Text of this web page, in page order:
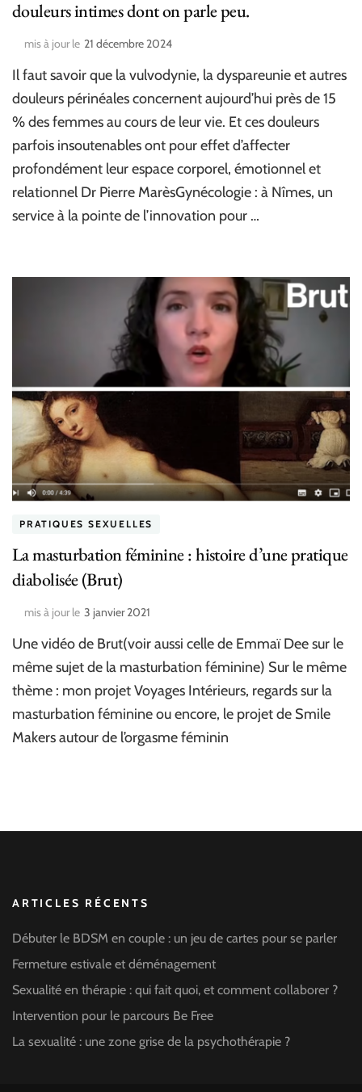
douleurs intimes dont on parle peu.
mis à jour le 21 décembre 2024
Il faut savoir que la vulvodynie, la dyspareunie et autres
douleurs périnéales concernent aujourd’hui près de 15
% des femmes au cours de leur vie. Et ces douleurs
parfois insoutenables ont pour effet d’affecter
profondément leur espace corporel, émotionnel et
relationnel Dr Pierre MarèsGynécologie : à Nîmes, un
service à la pointe de l’innovation pour …
PRATIQUES SEXUELLES
La masturbation féminine : histoire d’une pratique
diabolisée (Brut)
mis à jour le 3 janvier 2021
Une vidéo de Brut(voir aussi celle de Emmaï Dee sur le
même sujet de la masturbation féminine) Sur le même
thème : mon projet Voyages Intérieurs, regards sur la
masturbation féminine ou encore, le projet de Smile
Makers autour de l’orgasme féminin
ARTICLES RÉCENTS
Débuter le BDSM en couple : un jeu de cartes pour se parler
Fermeture estivale et déménagement
Sexualité en thérapie : qui fait quoi, et comment collaborer ?
Intervention pour le parcours Be Free
La sexualité : une zone grise de la psychothérapie ?